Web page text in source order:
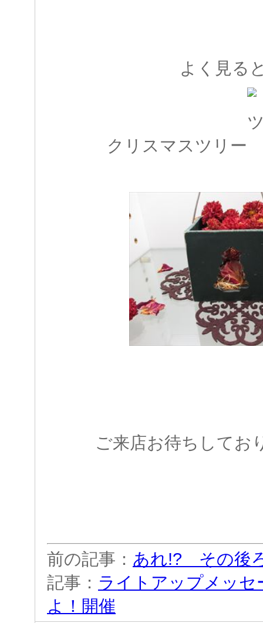
よく見る
クリスマスツリー
ご来店お待ちしてお
前の記事： あれ!? その後
記事： ライトアップメッ
よ！開催